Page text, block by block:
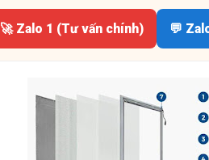
🚀 Zalo 1 (Tư vấn chính) 💬